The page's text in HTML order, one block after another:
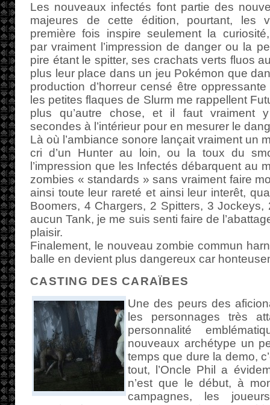
Les nouveaux infectés font partie des
majeures de cette édition, pourtant, les
première fois inspire seulement la
par vraiment l’impression de danger ou la
pire étant le spitter, ses crachats verts fluos
plus leur place dans un jeu Pokémon que
production d’horreur censé être
les petites flaques de Slurm me rappellent
plus qu’autre chose, et il faut vraiment
secondes à l’intérieur pour en mesurer le
Là où l’ambiance sonore lançait vraiment un
cri d’un Hunter au loin, ou la toux du
l’impression que les Infectés débarquent au
zombies « standards » sans vraiment faire
ainsi toute leur rareté et ainsi leur interêt,
Boomers, 4 Chargers, 2 Spitters, 3
aucun Tank, je me suis senti faire de
plaisir.
Finalement, le nouveau zombie commun
balle en devient plus dangereux car
CASTING DES CARAÏBES
Une des peurs des
les personnages très
personnalité
nouveaux archétype un
temps que dure la demo,
tout, l’Oncle Phil a
n’est que le début, à
campagnes, les